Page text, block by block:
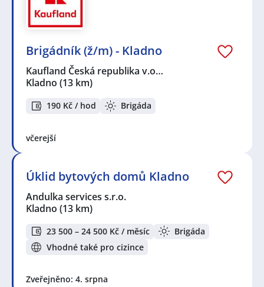
Brigádník (ž/m) - Kladno
Kaufland Česká republika v.o…
Kladno (13 km)
190 Kč / hod Brigáda
včerejší
Úklid bytových domů Kladno
Andulka services s.r.o.
Kladno (13 km)
23 500 – 24 500 Kč / měsíc
Brigáda
Vhodné také pro cizince
Zveřejněno: 4. srpna